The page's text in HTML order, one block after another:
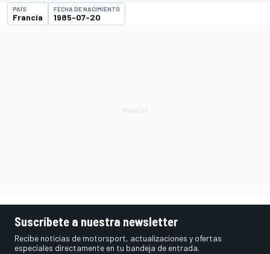
PAÍS
Francia
FECHA DE NACIMIENTO
1985-07-20
Suscríbete a nuestra newsletter
Recibe noticias de motorsport, actualizaciones y ofertas
especiales directamente en tu bandeja de entrada.